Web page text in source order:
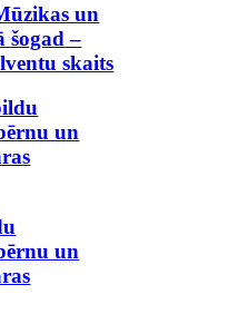
un
šogad –
skaits
un
un